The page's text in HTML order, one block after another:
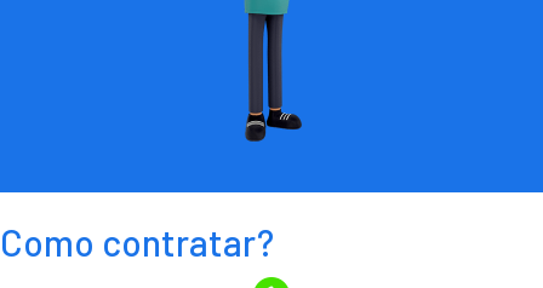
Como contratar?